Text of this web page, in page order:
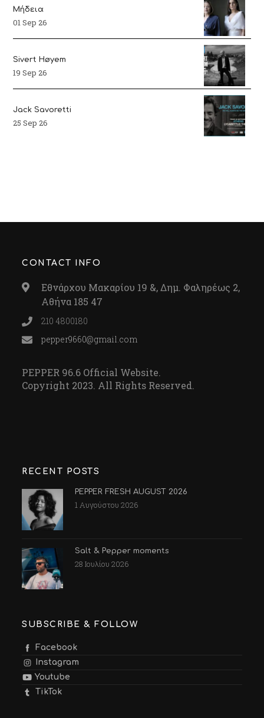
Μήδεια
01 Sep 26
Sivert Høyem
19 Sep 26
Jack Savoretti
25 Sep 26
CONTACT INFO
Εθνάρχου Μακαρίου 19 &, Δημ. Φαληρέως 2,
Αθήνα 185 47
210 4800180
pepper9660@gmail.com
PEPPER 96.6 Official Website.
Copyright 2023. All Rights Reserved.
RECENT POSTS
PEPPER FRESH AUGUST 2026
1 Αυγούστου 2026
Salt & Pepper moments
28 Ιουλίου 2026
SUBSCRIBE & FOLLOW
Facebook
Instagram
Youtube
TikTok